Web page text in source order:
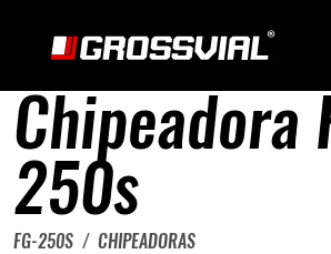
Chipeadora
250s
FG-250S CHIPEADORAS